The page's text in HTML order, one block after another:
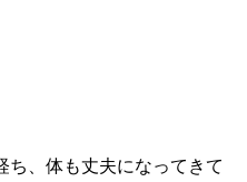
ち、体も丈夫になってきて